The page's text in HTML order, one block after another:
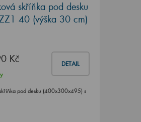
skříňka pod desku
40 (výška 30 cm)
Kč DETAIL
pod desku (400x300x495) s